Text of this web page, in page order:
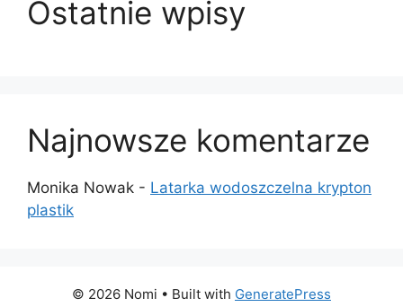
Ostatnie wpisy
Najnowsze komentarze
Monika Nowak - Latarka wodoszczelna krypton
plastik
© 2026 Nomi • Built with GeneratePress